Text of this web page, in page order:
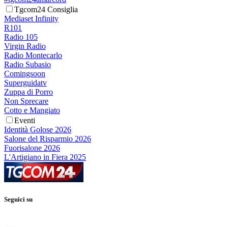
Tgcom24 Consiglia
Mediaset Infinity
R101
Radio 105
Virgin Radio
Radio Montecarlo
Radio Subasio
Comingsoon
Superguidatv
Zuppa di Porro
Non Sprecare
Cotto e Mangiato
Eventi
Identità Golose 2026
Salone del Risparmio 2026
Fuorisalone 2026
L'Artigiano in Fiera 2025
Seguici su